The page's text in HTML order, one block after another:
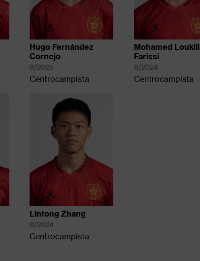
Hugo Fernández
Cornejo
8/2025
Centrocampista
Mohamed Loukili
Farissi
8/2024
Centrocampista
Lintong Zhang
8/2024
Centrocampista